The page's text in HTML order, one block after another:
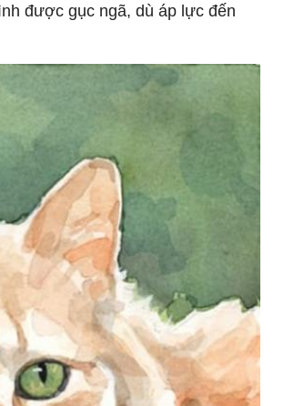
được gục ngã, dù áp lực đến